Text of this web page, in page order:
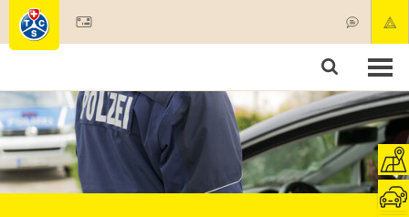
Membres & prestations
Tests, sécurité & santé